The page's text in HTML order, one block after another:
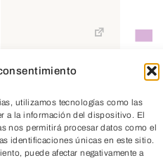
utilizamos tecnologías como las
a la información del dispositivo. El
nos permitirá procesar datos como el
identificaciones únicas en este sitio.
puede afectar negativamente a
TeleEntradas